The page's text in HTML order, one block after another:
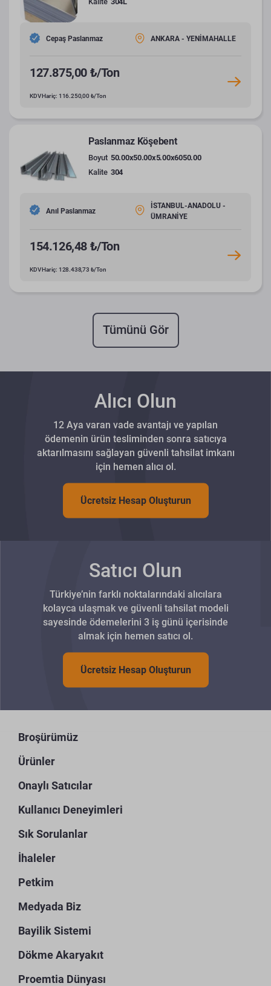
Cepaş Paslanmaz ANKARA - YENİMAHALLE
127.875,00 ₺/Ton
KDV Hariç: 116.250,00 ₺/Ton
Paslanmaz Köşebent
Boyut 50.00x50.00x5.00x6050.00
Kalite 304
Anıl Paslanmaz
İSTANBUL-ANADOLU -
ÜMRANİYE
154.126,48 ₺/Ton
KDV Hariç: 128.438,73 ₺/Ton
Tümünü Gör
Alıcı Olun
12 Aya varan vade avantajı ve yapılan
ödemenin ürün tesliminden sonra satıcıya
aktarılmasını sağlayan güvenli tahsilat imkanı
için hemen alıcı ol.
Ücretsiz Hesap Oluşturun
Satıcı Olun
Türkiye’nin farklı noktalarındaki alıcılara
kolayca ulaşmak ve güvenli tahsilat modeli
sayesinde ödemelerini 3 iş günü içerisinde
almak için hemen satıcı ol.
Ücretsiz Hesap Oluşturun
Broşürümüz
Ürünler
Onaylı Satıcılar
Kullanıcı Deneyimleri
Sık Sorulanlar
İhaleler
Petkim
Medyada Biz
Bayilik Sistemi
Dökme Akaryakıt
Proemtia Dünyası